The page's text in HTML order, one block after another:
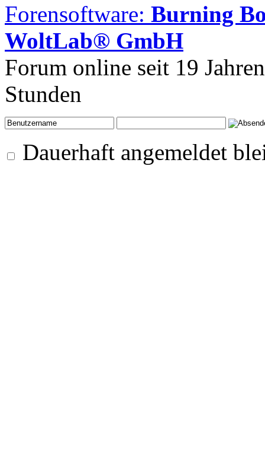
Forensoftware: Burning
WoltLab® GmbH
Forum online seit 19
Stunden
Dauerhaft angemeldet